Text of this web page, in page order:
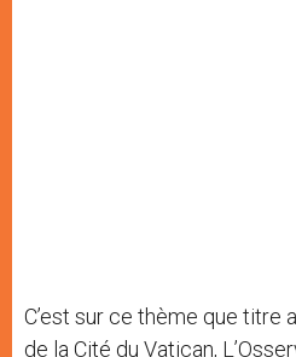
C’est sur ce thème que titre
de la Cité du Vatican,